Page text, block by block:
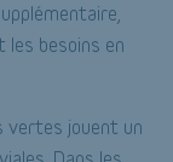
besoins en
vertes jouent un